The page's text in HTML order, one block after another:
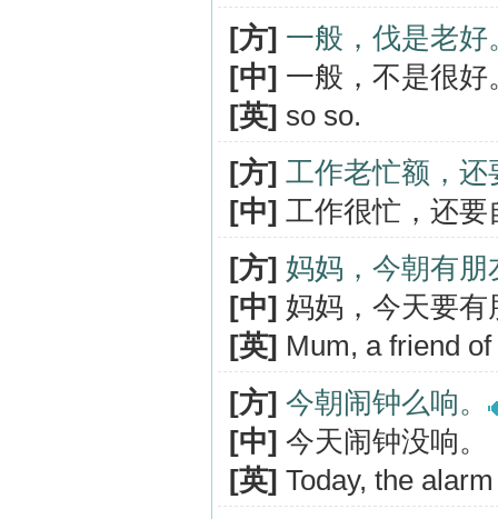
[方] 一般，伐是老好
[中] 一般，不是很好
[英] so so.
[方] 工作老忙额，还
[中] 工作很忙，还要
[方] 妈妈，今朝有
[中] 妈妈，今天要
[英] Mum, a friend
[方] 今朝闹钟么响。
[中] 今天闹钟没响。
[英] Today, the